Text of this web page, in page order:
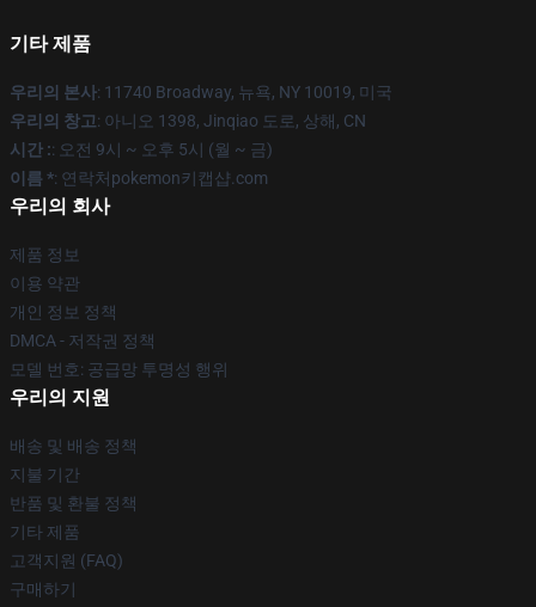
기타 제품
우리의 본사: 11740 Broadway, 뉴욕, NY 10019, 미국
우리의 창고: 아니오 1398, Jinqiao 도로, 상해, CN
시간 :: 오전 9시 ~ 오후 5시 (월 ~ 금)
이름 *: 연락처pokemon키캡샵.com
우리의 회사
제품 정보
이용 약관
개인 정보 정책
DMCA - 저작권 정책
모델 번호: 공급망 투명성 행위
우리의 지원
배송 및 배송 정책
지불 기간
반품 및 환불 정책
기타 제품
고객지원 (FAQ)
구매하기